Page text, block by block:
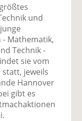
und
- Mathematik,
Technik -
sie vom
statt, jeweils
Hannover
gibt es